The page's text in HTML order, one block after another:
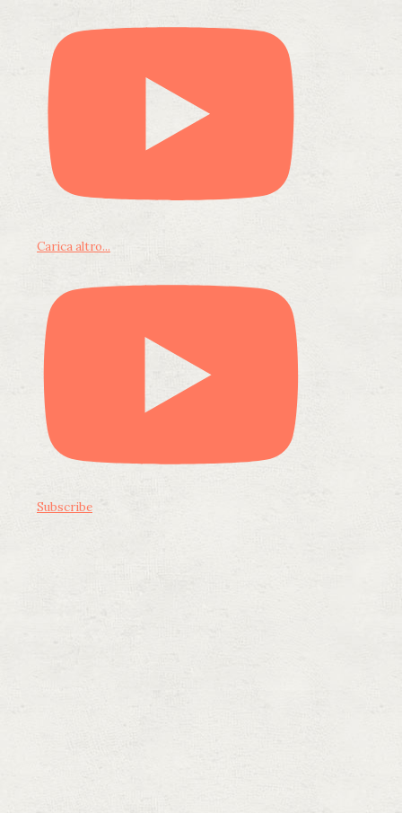
Carica altro...
Subscribe